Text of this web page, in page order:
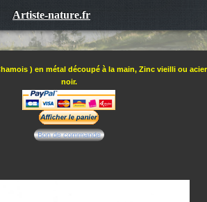
) en métal découpé à la main, Zinc vieilli ou acier
noir.
Bon de commande
Artiste-nature.fr